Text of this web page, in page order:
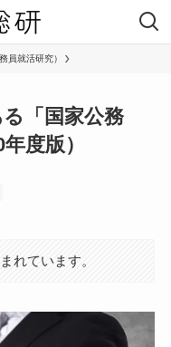
員就活研究）
「国家公務
度版）
れています。